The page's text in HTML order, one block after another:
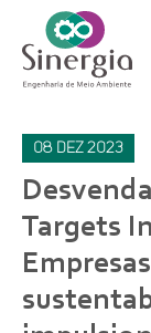
08 dez 2023
Targets